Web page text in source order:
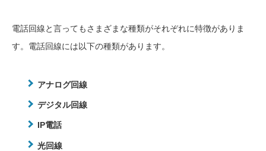
電話回線と言ってもさまざまな種類がそれぞれに特徴がありま
す。電話回線には以下の種類があります。
アナログ回線
デジタル回線
IP電話
光回線